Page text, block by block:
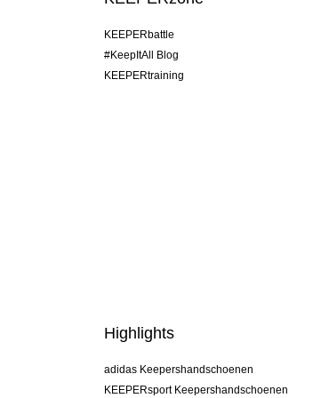
KEEPERbattle
#KeepItAll Blog
KEEPERtraining
Highlights
adidas Keepershandschoenen
KEEPERsport Keepershandschoenen